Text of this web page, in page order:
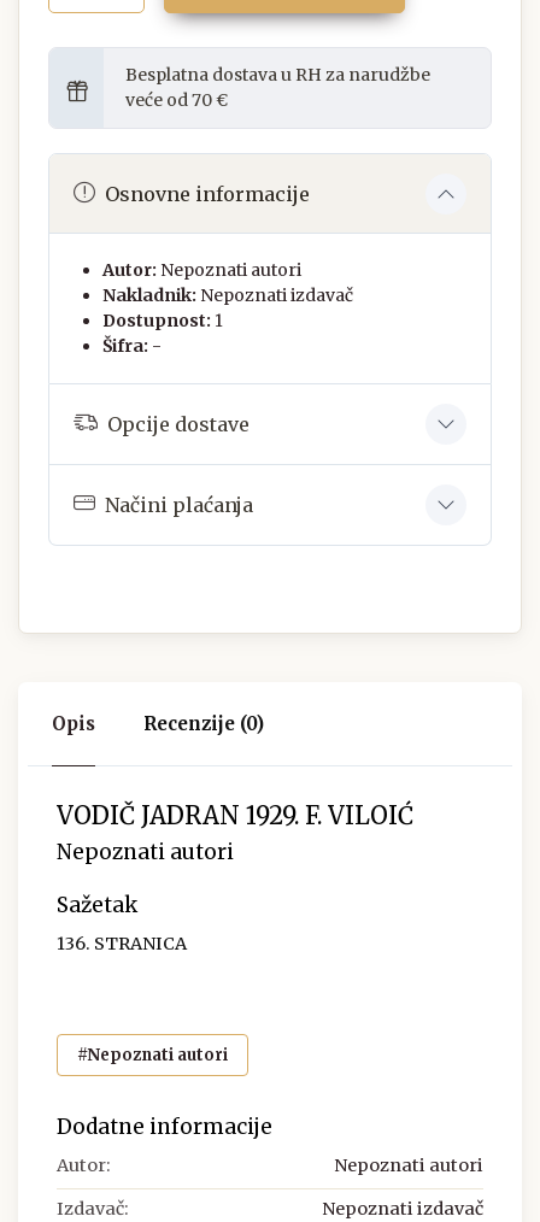
Besplatna dostava u RH za narudžbe
veće od 70 €
Osnovne informacije
Autor: Nepoznati autori
Nakladnik: Nepoznati izdavač
Dostupnost: 1
Šifra: -
Opcije dostave
Načini plaćanja
Opis Recenzije (0)
VODIČ JADRAN 1929. F. VILOIĆ
Nepoznati autori
Sažetak
136. STRANICA
#Nepoznati autori
Dodatne informacije
Autor: Nepoznati autori
Izdavač: Nepoznati izdavač